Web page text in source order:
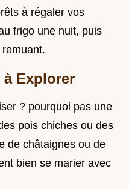
à régaler vos
frigo une nuit, puis
à Explorer
? pourquoi pas une
pois chiches ou des
de châtaignes ou de
bien se marier avec